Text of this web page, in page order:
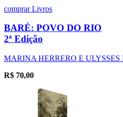
comprarLivros
BARÉ: POVO DO RIO
2ª Edição
MARINA HERRERO E ULYSSES
R$ 70,00